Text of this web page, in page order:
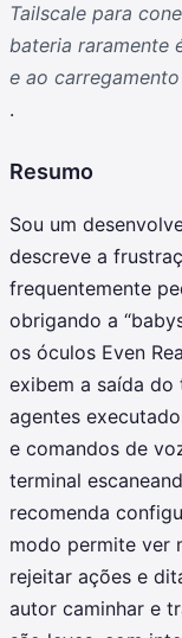
Tailscale para
bateria raramente
e ao
.
Resumo
Sou um
descreve a
frequentemente
obrigando a
os óculos Even
exibem a saída
agentes
e comandos de
terminal
recomenda
modo permite ver
rejeitar ações e
autor caminhar e